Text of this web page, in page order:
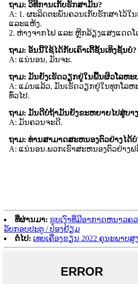
ຖາມ: ວິທີການເກັບຮັກສາມັນ?
A: 1. ຜະລິດຕະພັນຄວນເກັບຮັກສາໄວ້ໃ
ແລະແຫ້ງ.
2. ຫ່າງຈາກໄຟ ແລະ ຫຼີກລ້ຽງແສງແດດໂ
ຖາມ: ອັນນີ້ໃຊ້ໄດ້ກັບເຄົາເຕີ້ຊັ້ນເທິງຊັ້ນບໍ?
A: ແນ່ນອນ, ມັນຈະ.
ຖາມ: ມັນຍັງເຮັດວຽກຢູ່ໃນພື້ນຜິວໂລຫະ
A: ແມ່ນແລ້ວ, ມັນເຮັດວຽກຢູ່ໃນທຸກໂລ
ທົ່ວໄປ.
ຖາມ: ມັນດີບໍຖ້າມັນຍັງຂະຫຍາຍໄປສູ່ບາ
A: ມັນຄວນຈະດີ.
ຖາມ: ທ່ານສາມາດສະຫນອງຕົວຢ່າງໄດ້ບໍ
A: ແນ່ນອນ.ພວກເຮົາສະຫນອງຕົວຢ່າງຟ
ທີ່ຜ່ານມາ: ຮູບເງົາທີ່ມີອາກາດຫນາວຄ
ລັບກອບປະຕູ / ປ່ອງຢ້ຽມ
ຕໍ່ໄປ: ເທບເຄື່ອງຂຽນ 2022 ຄຸນະພາບສູງ